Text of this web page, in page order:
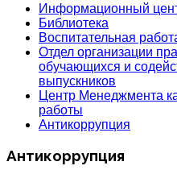
Информационный
Библиотека
Воспитательная
Отдел организации
обучающихся и
выпускников
Центр Менеджмента
работы
Антикоррупция
Антикоррупция